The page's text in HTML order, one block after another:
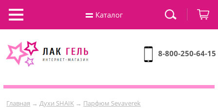
8-800-250-64-15
Главная →Духи SHAIK → Парфюм Sevaverek
Каталог